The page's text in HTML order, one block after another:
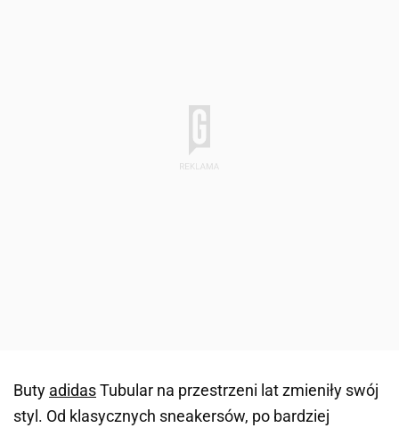
Buty adidasTubular na przestrzeni lat zmieniły swój
styl. Od klasycznych sneakersów, po bardziej